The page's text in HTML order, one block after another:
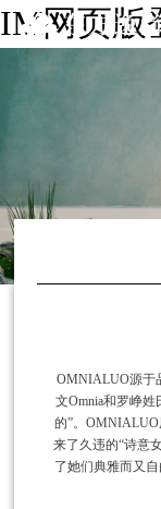
IM网页版
OMNIALUO源于
文Omnia和罗峥
的”。
来了久违的“诗意
了她们典雅而又